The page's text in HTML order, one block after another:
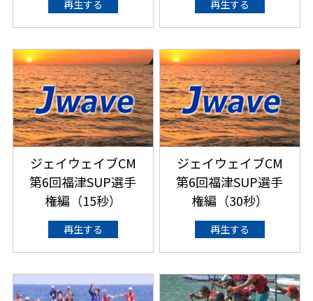
再生する 再生する
ジェイウェイブCM
第6回福津SUP選手
権編（15秒）
再生する
ジェイウェイブCM
第6回福津SUP選手
権編（30秒）
再生する